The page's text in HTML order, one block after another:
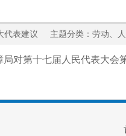
大代表建议 主题分类：劳
对第十七届人民代表大会